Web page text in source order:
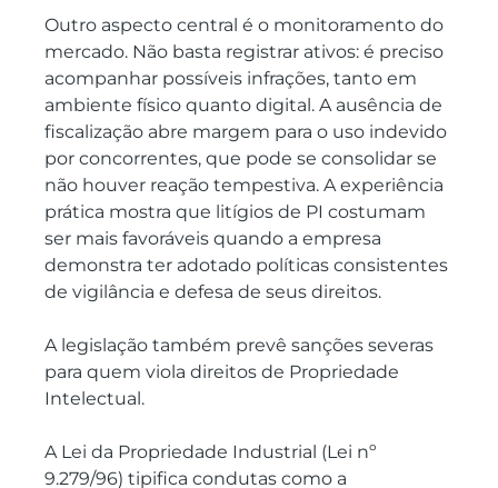
Outro aspecto central é o monitoramento do
mercado. Não basta registrar ativos: é preciso
acompanhar possíveis infrações, tanto em
ambiente físico quanto digital. A ausência de
fiscalização abre margem para o uso indevido
por concorrentes, que pode se consolidar se
não houver reação tempestiva. A experiência
prática mostra que litígios de PI costumam
ser mais favoráveis quando a empresa
demonstra ter adotado políticas consistentes
de vigilância e defesa de seus direitos.
A legislação também prevê sanções severas
para quem viola direitos de Propriedade
Intelectual.
A Lei da Propriedade Industrial (Lei nº
9.279/96) tipifica condutas como a